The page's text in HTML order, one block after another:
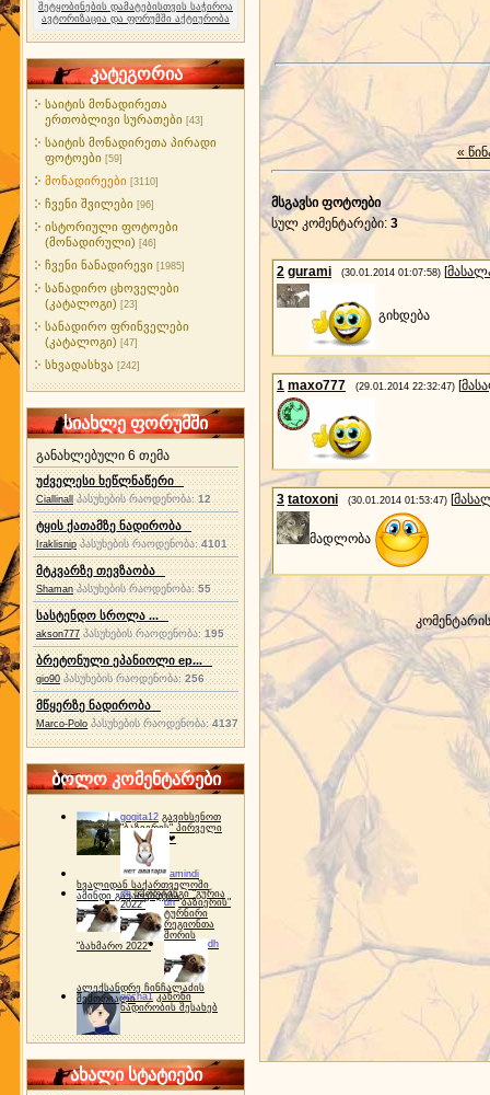
შეტყობინების დამატებისთვის საჭიროა
ავტორიზაცია და ფორუმში აქტიურობა
კატეგორია
საიტის მონადირეთა
ერთობლივი სურათები [43]
საიტის მონადირეთა პირადი
ფოტოები [59]
მონადირეები [3110]
ჩვენი შვილები [96]
ისტორიული ფოტოები
(მონადირული) [46]
ჩვენი ნანადირევი [1985]
სანადირო ცხოველები
(კატალოგი) [23]
სანადირო ფრინველები
(კატალოგი) [47]
სხვადასხვა [242]
სიახლე ფორუმში
განახლებული 6 თემა
უძველესი ხეწლნაწერი
Ciallinall პასუხების რაოდენობა:12
ტყის ქათამზე ნადირობა
Iraklisnip პასუხების რაოდენობა: 4101
მტკვარზე თევზაობა
Shaman პასუხების რაოდენობა:55
სასტენდო სროლა ...
akson777 პასუხების რაოდენობა:195
ბრეტონული ეპანიოლი ep...
gio90 პასუხების რაოდენობა:256
მწყერზე ნადირობა
Marco-Polo პასუხების რაოდენობა:4137
ბოლო კომენტარები
gogita12 გავიხსენოთ
"ბაზიერის" პირველი
ტურნირი ❤
amindi
ხვალიდან საქართველოში
ამინდი გაუარესდება
dh სპორტინგი "გურია
2022"
dh "ბაზიერის"
ტურნირი
რეგიონთა
შორის
"ბახმარო 2022"
dh
ალექსანდრე ჩინჩალაძის
მემორიალიgocha1 კანონი
ნადირობის შესახებ
ახალი სტატიები
«
მსგავსი ფოტოები
სულ კომენტარები: 3
2 gurami (30.01.2014 01:07:58) [
გიხდება
1 maxo777 (29.01.2014 22:32:47) [
3 tatoxoni (30.01.2014 01:53:47) [
მადლობა